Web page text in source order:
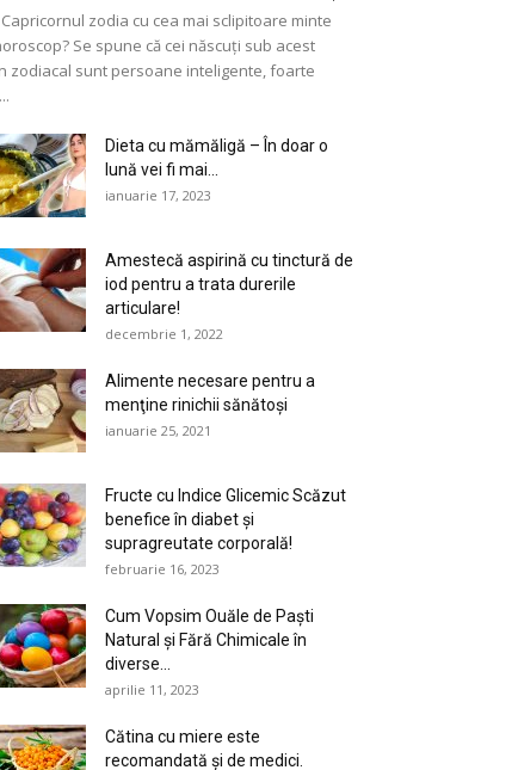
Capricornul zodia cu cea mai sclipitoare minte
Se spune că cei născuți sub acest
zodiacal sunt persoane inteligente, foarte
Dieta cu mămăligă – În doar o
lună vei fi mai...
ianuarie 17, 2023
Amestecă aspirină cu tinctură de
iod pentru a trata durerile
articulare!
decembrie 1, 2022
Alimente necesare pentru a
menţine rinichii sănătoşi
ianuarie 25, 2021
Fructe cu Indice Glicemic Scăzut
benefice în diabet şi
supragreutate corporală!
februarie 16, 2023
Cum Vopsim Ouăle de Paşti
Natural şi Fără Chimicale în
diverse...
aprilie 11, 2023
Cătina cu miere este
recomandată și de medici.